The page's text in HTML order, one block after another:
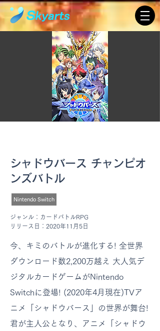
シャドウバース チャンピオ
ンズバトル
Nintendo Switch
ジャンル：カードバトルRPG
リリース日：2020年11月5日
今、キミのバトルが進化する! 全世界
ダウンロード数2,200万越え 大人気デ
ジタルカードゲームがNintendo
Switchに登場! (2020年4月現在)TVア
ニメ「シャドウバース」の世界が舞台!
君が主人公となり、アニメ「シャドウ